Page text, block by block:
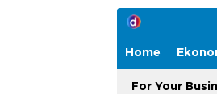
Home
For Your